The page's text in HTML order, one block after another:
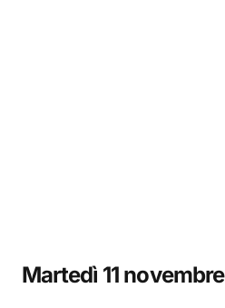
Martedì 11 novembre